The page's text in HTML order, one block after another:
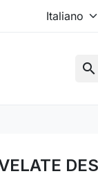
search